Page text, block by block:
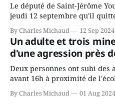
Le député de Saint-Jérôme
jeudi 12 septembre qu'il
Avenir Québec de François
gouvernement de la CAQ,
juge chronique, à offrir des
By Charles Michaud 12 Sep 2024
Un adulte et trois
d'une agression près
Deux personnes ont subi
avant 16h à proximité de
le secteur Bellefeuille de
victimes aurait été écrasée
By Charles Michaud 01 Aug 2024